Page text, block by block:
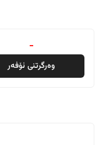
-
وەرگرتنی ئۆفەر